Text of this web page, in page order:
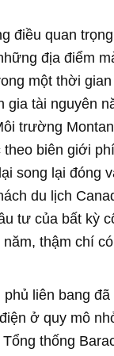
điều quan
địa điểm
một thời gian
gia tài nguyên
trường
theo biên giới
song lại đóng
du lịch
tư của bất kỳ
thậm chí
liên bang
ở quy mô
thống